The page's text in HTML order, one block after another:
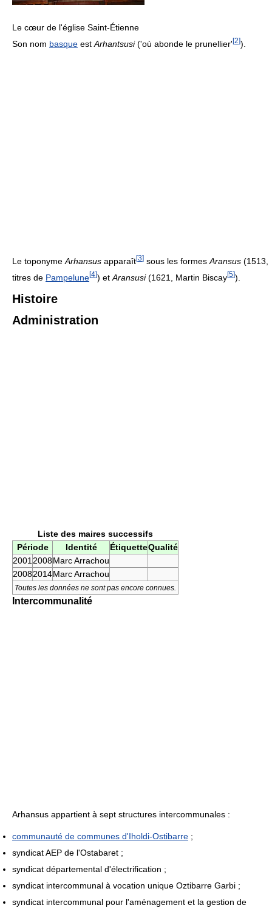
Le cœur de l'église Saint-Étienne
Son nom basque est Arhantsusi('où abonde le prunellier' [2]).
Le toponyme Arhansus apparaît[3] sous les formes Aransus (1513,
titres de Pampelune[4]) et Aransusi(1621, Martin Biscay[5]).
Histoire
Administration
Liste des maires successifs
Période
Identité ÉtiquetteQualité
20012008Marc Arrachou
20082014Marc Arrachou
Toutes les données ne sont pas encore connues.
Intercommunalité
Arhansus appartient à sept structures intercommunales :
communauté de communes d'Iholdi-Ostibarre ;
syndicat AEP de l'Ostabaret ;
syndicat départemental d'électrification ;
syndicat intercommunal à vocation unique Oztibarre Garbi ;
syndicat intercommunal pour l'aménagement et la gestion de